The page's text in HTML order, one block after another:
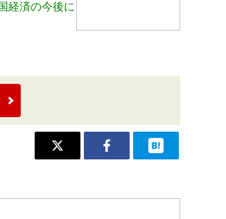
経済の今後に